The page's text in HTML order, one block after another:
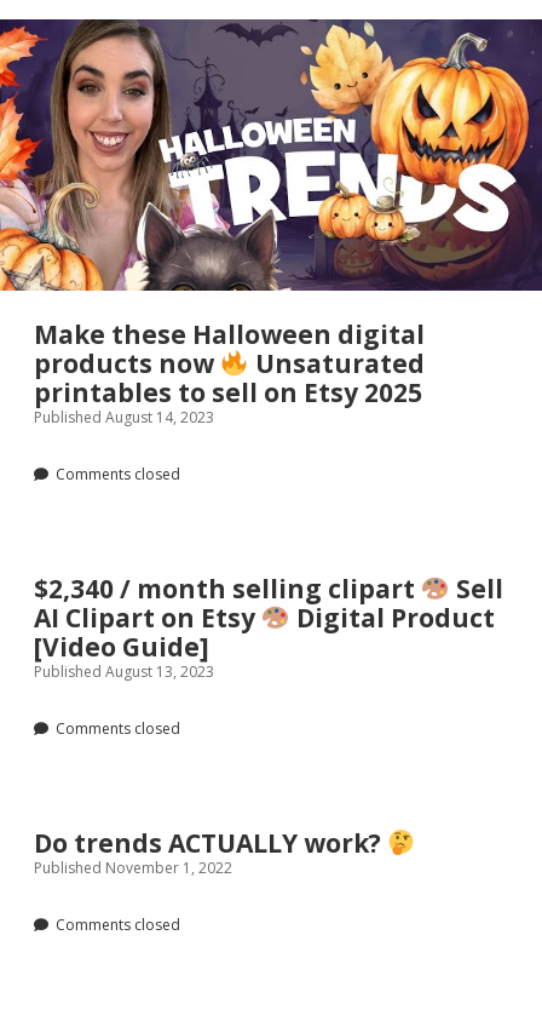
$100
14
days
selling
digital
products
Make these Halloween digital
products now
Unsaturated
printables to sell on Etsy 2025
Published August 14, 2023
Comments closed
$2,340 / month selling clipart
Sell
AI Clipart on Etsy
Digital Product
[Video Guide]
Published August 13, 2023
Comments closed
Do trends ACTUALLY work?
Published November 1, 2022
Comments closed